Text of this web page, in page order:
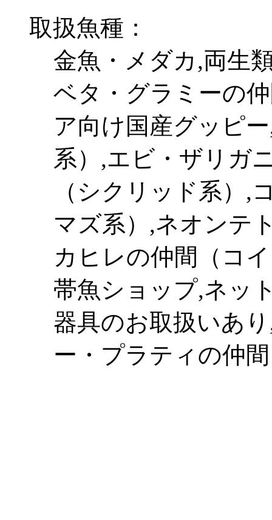
取扱魚種：
金魚・メダカ,両生
ベタ・グラミーの
ア向け国産グッピ
系）,エビ・ザリガ
（シクリッド系）,
マズ系）,ネオンテ
カヒレの仲間（コ
帯魚ショップ,ネッ
器具のお取扱いあ
ー・プラティの仲